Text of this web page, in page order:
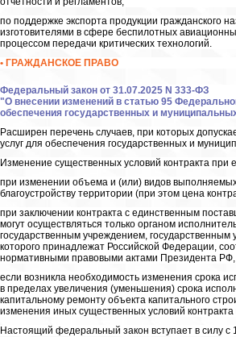
по поддержке экспорта продукции гражданского
изготовителями в сфере беспилотных
процессом передачи критических технологий.
• ГРАЖДАНСКОЕ ПРАВО
Федеральный закон от 31.07.2025 N 333-ФЗ
"О внесении изменений в статью 95
обеспечения государственных и
Расширен перечень случаев, при которых
услуг для обеспечения государственных и
Изменение существенных условий контракта при
при изменении объема и (или) видов
благоустройству территории (при этом цена
при заключении контракта с единственным
могут осуществляться только органом
государственным учреждением,
которого принадлежат Российской Федерации,
нормативными правовыми актами Президента
если возникла необходимость изменения срока
в пределах увеличения (уменьшения) срока
капитальному ремонту объекта капитального
изменения иных существенных условий
Настоящий федеральный закон вступает в силу с